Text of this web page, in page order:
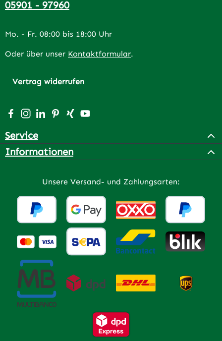
05901 - 97960
Mo. - Fr. 08:00 bis 18:00 Uhr
Oder über unser Kontaktformular.
Vertrag widerrufen
Besuche uns auf Facebook – öffnet in neuem Tab
Schau auf Instagram vorbei – öffnet in neuem Tab
Vernetze dich mit uns auf LinkedIn – öffnet in
Lass dich auf Pinterest inspirieren – öffnet
Vernetze dich mit uns auf Xing – öffnet
Sieh dir unsere Videos auf YouTube
Service
Informationen
Unsere Versand- und Zahlungsarten: